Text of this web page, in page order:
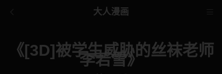
大人漫画
《[3D]被学生威胁的丝袜老师
李若雪》